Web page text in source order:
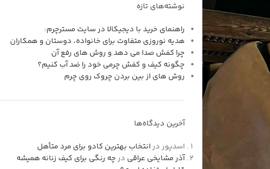
نوشته‌های تازه
راهنمای خرید با دیجیکالا در سایت مسترچرم:
هدیه نوروزی متفاوت برای خانواده، دوستان و همکاران
چرا کفش صدا می دهد و روش های رفع آن
چگونه کیف و کفش چرمی خود را ضد آب کنیم؟
روش های از بين بردن چروک روی چرم
آخرین دیدگاه‌ها
اسدپور درانتخاب بهترین کادو برای مرد متأهل
آذر مشایخی عراقی در چه رنگی برای کیف زنانه همیشه